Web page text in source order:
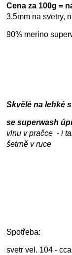
Cena za 100g =
3,5mm na svetry,
90% merino
Skvělé na lehké
se superwash
vlnu v pračce - i
šetrně v ruce
Spotřeba:
svetr vel. 104 -